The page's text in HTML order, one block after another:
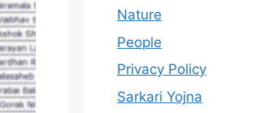
Nature
People
Privacy Policy
Sarkari Yojna